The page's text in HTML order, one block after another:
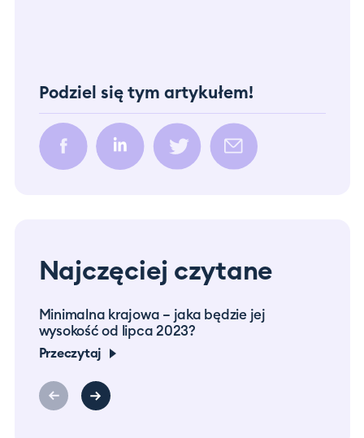
Podziel się tym artykułem!
Najczęciej czytane
Minimalna krajowa – jaka będzie jej
wysokość od lipca 2023?
Przeczytaj